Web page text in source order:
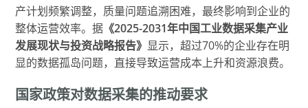
产计划频繁调整，质量问题追溯困难，最终影响到企业的
整体运营效率。据 《2025-2031年中国工业数据采集产业
发展现状与投资战略报告》 显示，超过70%的企业存在明
显的数据孤岛问题，直接导致运营成本上升和资源浪费。
国家政策对数据采集的推动要求